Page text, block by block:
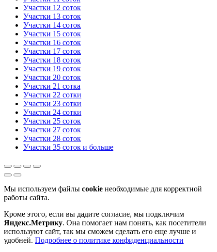
Участки 12 соток
Участки 13 соток
Участки 14 соток
Участки 15 соток
Участки 16 соток
Участки 17 соток
Участки 18 соток
Участки 19 соток
Участки 20 соток
Участки 21 сотка
Участки 22 сотки
Участки 23 сотки
Участки 24 сотки
Участки 25 соток
Участки 27 соток
Участки 28 соток
Участки 35 соток и больше
Мы используем файлы cookie необходимые для корректной
работы сайта.
Кроме этого, если вы дадите согласие, мы подключим
Яндекс.Метрику. Она помогает нам понять, как посетители
используют сайт, так мы сможем сделать его еще лучше и
удобней. Подробнее о политике конфиденциальности